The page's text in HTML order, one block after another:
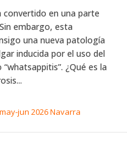
convertido en una parte
embargo, esta
una nueva patología
inducida por el uso del
¿Qué es la
jun 2026 Navarra